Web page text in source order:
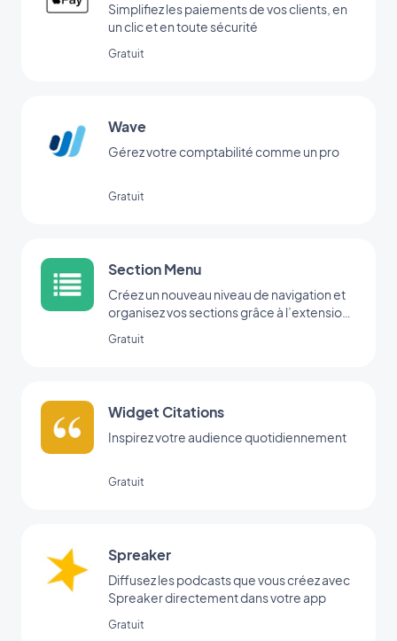
Simplifiez les paiements de vos clients, en
un clic et en toute sécurité
Gratuit
Wave
Gérez votre comptabilité comme un pro
Gratuit
Section Menu
Créez un nouveau niveau de navigation et
organisez vos sections grâce à l’extension
Gratuit
Widget Citations
Inspirez votre audience quotidiennement
Gratuit
Spreaker
Diffusez les podcasts que vous créez avec
Spreaker directement dans votre app
Gratuit